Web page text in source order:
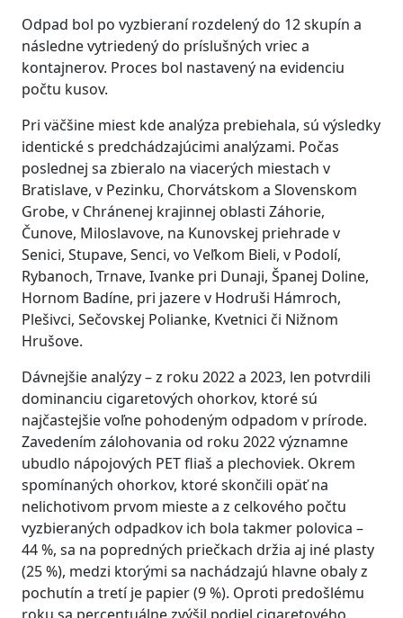
Odpad bol po vyzbieraní rozdelený do 12 skupín a
následne vytriedený do príslušných vriec a
kontajnerov. Proces bol nastavený na evidenciu
počtu kusov.
Pri väčšine miest kde analýza prebiehala, sú výsledky
identické s predchádzajúcimi analýzami. Počas
poslednej sa zbieralo na viacerých miestach v
Bratislave, v Pezinku, Chorvátskom a Slovenskom
Grobe, v Chránenej krajinnej oblasti Záhorie,
Čunove, Miloslavove, na Kunovskej priehrade v
Senici, Stupave, Senci, vo Veľkom Bieli, v Podolí,
Rybanoch, Trnave, Ivanke pri Dunaji, Španej Doline,
Hornom Badíne, pri jazere v Hodruši Hámroch,
Plešivci, Sečovskej Polianke, Kvetnici či Nižnom
Hrušove.
Dávnejšie analýzy – z roku 2022 a 2023, len potvrdili
dominanciu cigaretových ohorkov, ktoré sú
najčastejšie voľne pohodeným odpadom v prírode.
Zavedením zálohovania od roku 2022 významne
ubudlo nápojových PET fliaš a plechoviek. Okrem
spomínaných ohorkov, ktoré skončili opäť na
nelichotivom prvom mieste a z celkového počtu
vyzbieraných odpadkov ich bola takmer polovica –
44 %, sa na popredných priečkach držia aj iné plasty
(25 %), medzi ktorými sa nachádzajú hlavne obaly z
pochutín a tretí je papier (9 %). Oproti predošlému